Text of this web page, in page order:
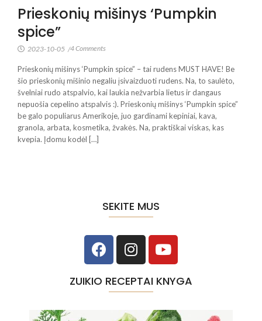
Prieskonių mišinys ‘Pumpkin
spice”
2023-10-05 /4 Comments
Prieskonių mišinys ‘Pumpkin spice” – tai rudens MUST HAVE! Be
šio prieskonių mišinio negaliu įsivaizduoti rudens. Na, to saulėto,
švelniai rudo atspalvio, kai laukia nežvarbia lietus ir dangaus
nepuošia cepelino atspalvis :). Prieskonių mišinys ‘Pumpkin spice”
be galo populiarus Amerikoje, juo gardinami kepiniai, kava,
granola, arbata, kosmetika, žvakės. Na, praktiškai viskas, kas
kvepia. Įdomu kodėl […]
SEKITE MUS
ZUIKIO RECEPTAI KNYGA